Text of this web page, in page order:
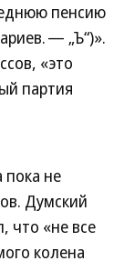
пенсию
— „Ъ“)».
«это
партия
не
Думский
что «не все
колена